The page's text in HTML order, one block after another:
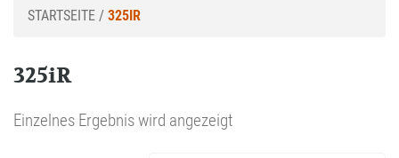
STARTSEITE / 325IR
325iR
Einzelnes Ergebnis wird angezeigt